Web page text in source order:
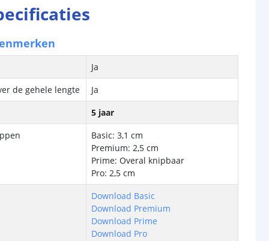
Ja
de gehele lengte
Ja
5 jaar
Basic: 3,1 cm
Premium: 2,5 cm
Prime: Overal knipbaar
Pro: 2,5 cm
Download Basic
Download Premium
Download Prime
Download Pro